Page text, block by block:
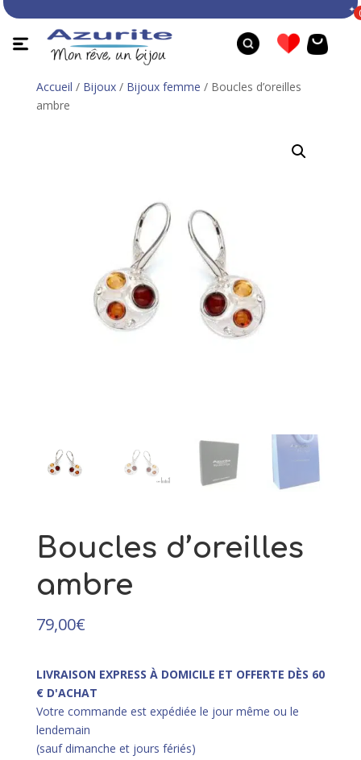
✦
Accueil / Bijoux/ Bijoux femme / Boucles d’oreilles
ambre
Boucles d’oreilles
ambre
79,00€
LIVRAISON EXPRESS À DOMICILE ET OFFERTE DÈS 60
€ D'ACHAT
Votre commande est expédiée le jour même ou le
lendemain
(sauf dimanche et jours fériés)